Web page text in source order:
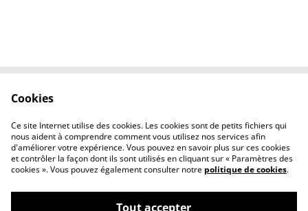
Contactez-nous
Politique de
confidentialité
Politique de
cookies
Cookies
Ce site Internet utilise des cookies. Les cookies sont de petits fichiers qui
nous aident à comprendre comment vous utilisez nos services afin
d'améliorer votre expérience. Vous pouvez en savoir plus sur ces cookies
et contrôler la façon dont ils sont utilisés en cliquant sur « Paramètres des
cookies ». Vous pouvez également consulter notre politique de cookies.
Tout accepter